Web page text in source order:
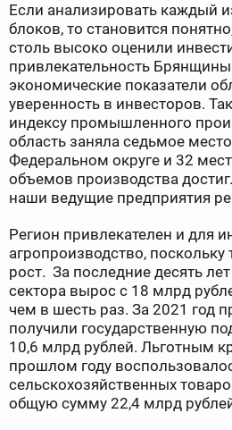
Если анализировать каждый
блоков, то становится
столь высоко оценили
привлекательность
экономические показатели
уверенность в инвесторов.
индексу промышленного
область заняла седьмое
Федеральном округе и 32
объемов производства
наши ведущие предприятия
Регион привлекателен и для
агропроизводство,
рост. За последние десять
сектора вырос с 18 млрд
чем в шесть раз. За 2021 год
получили государственную
10,6 млрд рублей. Льготным
прошлом году
сельскохозяйственных
общую сумму 22,4 млрд